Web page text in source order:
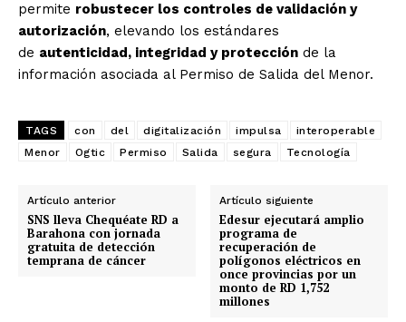
permite robustecer los controles de validación y
autorización, elevando los estándares
de autenticidad, integridad y protección de la
información asociada al Permiso de Salida del Menor.
TAGS con del digitalización impulsa
interoperable
Menor
Ogtic Permiso Salida segura Tecnología
Artículo anterior
SNS lleva Chequéate RD a
Barahona con jornada
gratuita de detección
temprana de cáncer
Artículo siguiente
Edesur ejecutará amplio
programa de
recuperación de
polígonos eléctricos en
once provincias por un
monto de RD 1,752
millones